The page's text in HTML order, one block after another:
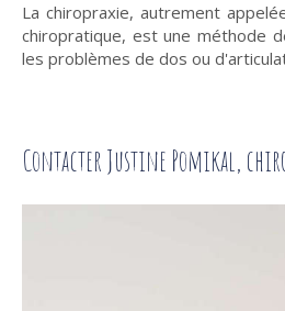
La chiropraxie, autrement
chiropratique, est une méthode
les problèmes de dos ou
Contacter Justine Pomikal,